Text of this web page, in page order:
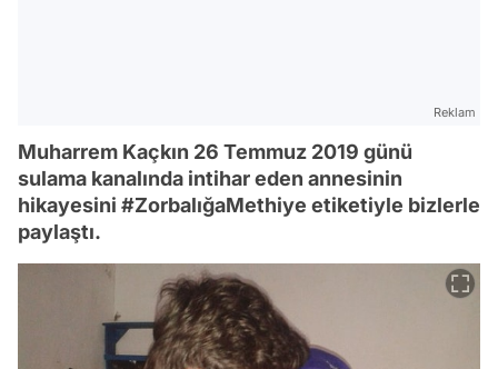
Reklam
Muharrem Kaçkın 26 Temmuz 2019 günü
sulama kanalında intihar eden annesinin
hikayesini #ZorbalığaMethiye etiketiyle bizlerle
paylaştı.